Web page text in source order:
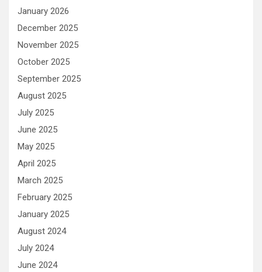
January 2026
December 2025
November 2025
October 2025
September 2025
August 2025
July 2025
June 2025
May 2025
April 2025
March 2025
February 2025
January 2025
August 2024
July 2024
June 2024